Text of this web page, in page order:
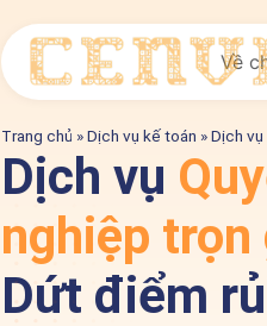
Về
Trang chủ »Dịch vụ kế toán »Dịch
Dịch vụ
nghiệp trọn
Dứt điểm